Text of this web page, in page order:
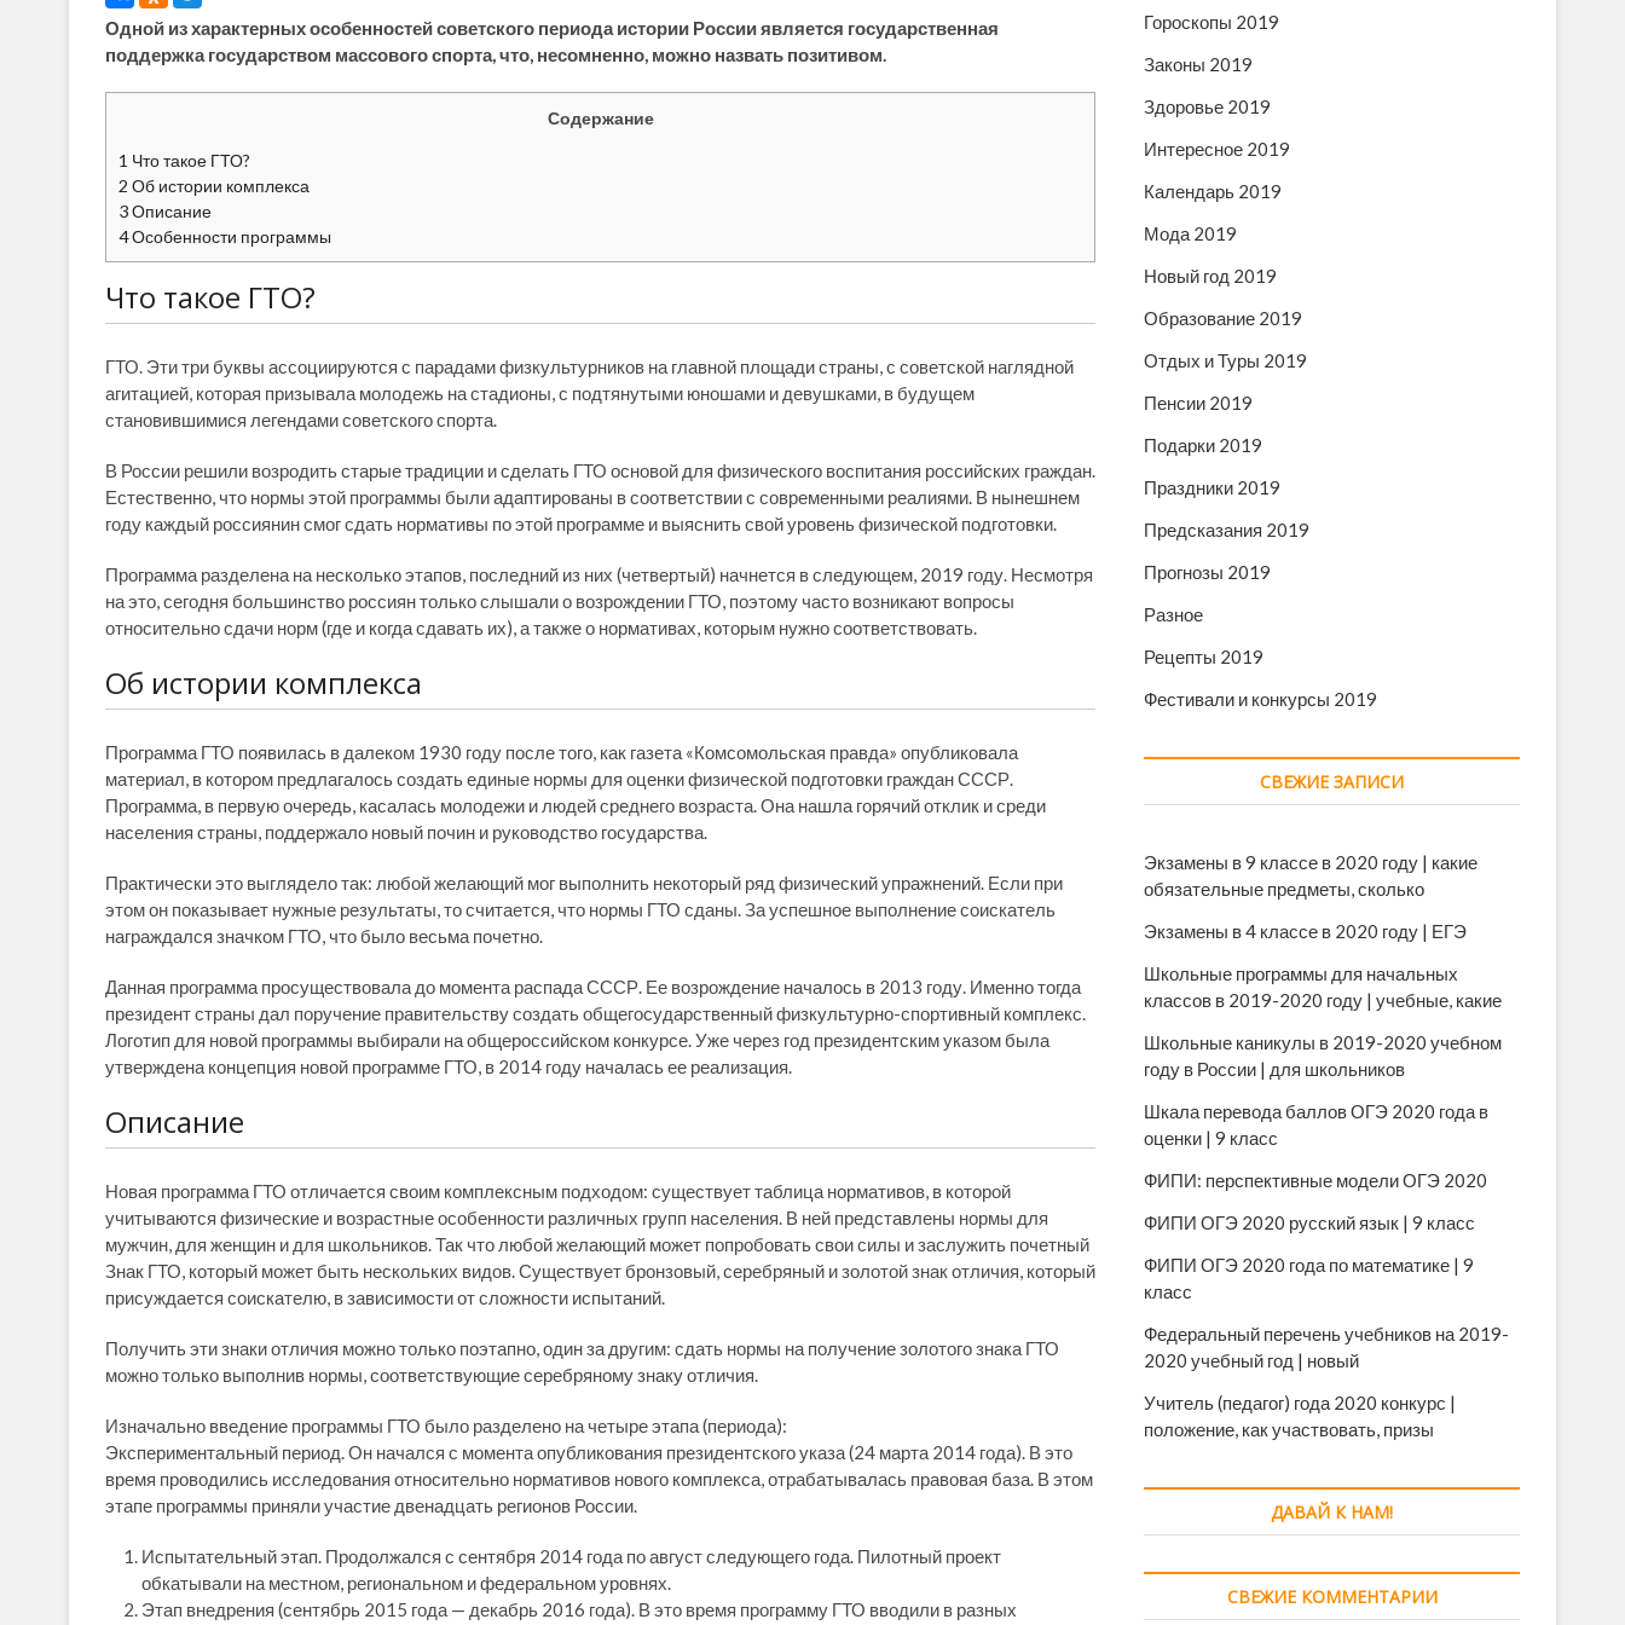
Одной из характерных особенностей советского периода истории России является государственная
поддержка государством массового спорта, что, несомненно, можно назвать позитивом.
Содержание
1 Что такое ГТО?
2 Об истории комплекса
3Описание
4Особенности программы
Что такое ГТО?
ГТО. Эти три буквы ассоциируются с парадами физкультурников на главной площади страны, с советской наглядной
агитацией, которая призывала молодежь на стадионы, с подтянутыми юношами и девушками, в будущем
становившимися легендами советского спорта.
В России решили возродить старые традиции и сделать ГТО основой для физического воспитания российских граждан.
Естественно, что нормы этой программы были адаптированы в соответствии с современными реалиями. В нынешнем
году каждый россиянин смог сдать нормативы по этой программе и выяснить свой уровень физической подготовки.
Программа разделена на несколько этапов, последний из них (четвертый) начнется в следующем, 2019 году. Несмотря
на это, сегодня большинство россиян только слышали о возрождении ГТО, поэтому часто возникают вопросы
относительно сдачи норм (где и когда сдавать их), а также о нормативах, которым нужно соответствовать.
Об истории комплекса
Программа ГТО появилась в далеком 1930 году после того, как газета «Комсомольская правда» опубликовала
материал, в котором предлагалось создать единые нормы для оценки физической подготовки граждан СССР.
Программа, в первую очередь, касалась молодежи и людей среднего возраста. Она нашла горячий отклик и среди
населения страны, поддержало новый почин и руководство государства.
Практически это выглядело так: любой желающий мог выполнить некоторый ряд физический упражнений. Если при
этом он показывает нужные результаты, то считается, что нормы ГТО сданы. За успешное выполнение соискатель
награждался значком ГТО, что было весьма почетно.
Данная программа просуществовала до момента распада СССР. Ее возрождение началось в 2013 году. Именно тогда
президент страны дал поручение правительству создать общегосударственный физкультурно-спортивный комплекс.
Логотип для новой программы выбирали на общероссийском конкурсе. Уже через год президентским указом была
утверждена концепция новой программе ГТО, в 2014 году началась ее реализация.
Описание
Новая программа ГТО отличается своим комплексным подходом: существует таблица нормативов, в которой
учитываются физические и возрастные особенности различных групп населения. В ней представлены нормы для
мужчин, для женщин и для школьников. Так что любой желающий может попробовать свои силы и заслужить почетный
Знак ГТО, который может быть нескольких видов. Существует бронзовый, серебряный и золотой знак отличия, который
присуждается соискателю, в зависимости от сложности испытаний.
Получить эти знаки отличия можно только поэтапно, один за другим: сдать нормы на получение золотого знака ГТО
можно только выполнив нормы, соответствующие серебряному знаку отличия.
Изначально введение программы ГТО было разделено на четыре этапа (периода):
Экспериментальный период. Он начался с момента опубликования президентского указа (24 марта 2014 года). В это
время проводились исследования относительно нормативов нового комплекса, отрабатывалась правовая база. В этом
этапе программы приняли участие двенадцать регионов России.
Испытательный этап. Продолжался с сентября 2014 года по август следующего года. Пилотный проект
обкатывали на местном, региональном и федеральном уровнях.
Этап внедрения (сентябрь 2015 года — декабрь 2016 года). В это время программу ГТО вводили в разных
Гороскопы 2019
Законы 2019
Здоровье 2019
Интересное 2019
Календарь 2019
Мода 2019
Новый год 2019
Образование 2019
Отдых и Туры 2019
Пенсии 2019
Подарки 2019
Праздники 2019
Предсказания 2019
Прогнозы 2019
Разное
Рецепты 2019
Фестивали и конкурсы 2019
СВЕЖИЕ ЗАПИСИ
Экзамены в 9 классе в 2020 году | какие
обязательные предметы, сколько
Экзамены в 4 классе в 2020 году | ЕГЭ
Школьные программы для начальных
классов в 2019-2020 году | учебные, какие
Школьные каникулы в 2019-2020 учебном
году в России | для школьников
Шкала перевода баллов ОГЭ 2020 года в
оценки | 9 класс
ФИПИ: перспективные модели ОГЭ 2020
ФИПИ ОГЭ 2020 русский язык | 9 класс
ФИПИ ОГЭ 2020 года по математике | 9
класс
Федеральный перечень учебников на 2019-
2020 учебный год | новый
Учитель (педагог) года 2020 конкурс |
положение, как участвовать, призы
ДАВАЙ К НАМ!
СВЕЖИЕ КОММЕНТАРИИ